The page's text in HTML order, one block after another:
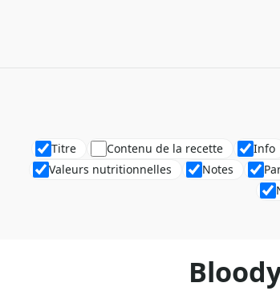
Titre Contenu de la recette Info
Valeurs nutritionnelles
Notes